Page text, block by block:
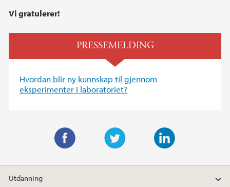
Vi gratulerer!
PRESSEMELDING
Hvordan blir ny kunnskap til gjennom
eksperimenter i laboratoriet?
w
i
a
Utdanning